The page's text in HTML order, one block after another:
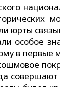
юрты
особое
в первые
совершают